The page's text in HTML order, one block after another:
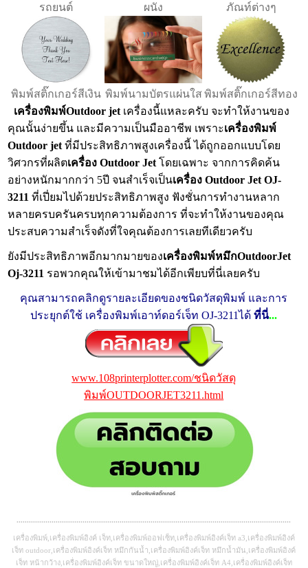
รถยนต์
ผนัง
ภัณท์ต่างๆ
พิมพ์สติ๊กเกอร์สีเงิน พิมพ์นามบัตรแผ่นใส พิมพ์สติ๊กเกอร์สีทอง
เครื่องพิมพ์Outdoor jet เครื่องนี้แหละครับ จะทำให้งานของ
คุณนั้นง่ายขึ้น และมีความเป็นมืออาชีพ เพราะเครื่องพิมพ์
Outdoor jetที่มีประสิทธิภาพสูงเครื่องนี้ ได้ถูกออกแบบโดย
วิศวกรที่ผลิตเครื่อง Outdoor Jetโดยเฉพาะ จากการคิดค้น
อย่างหนักมากกว่า 5ปี จนสำเร็จเป็นเครื่อง Outdoor Jet OJ-
3211ที่เปี่ยมไปด้วยประสิทธิภาพสูง ฟังชั่นการทำงานหลาก
หลายครบครันครบทุกความต้องการ ที่จะทำให้งานของคุณ
ประสบความสำเร็จดังที่ใจคุณต้องการเลยทีเดียวครับ
ยังมีประสิทธิภาพอีกมากมายของเครื่องพิมพ์หมึกOutdoorJet
Oj-3211 รอพวกคุณให้เข้ามาชมได้อีกเพียบที่นี่เลยครับ
คุณสามารถคลิกดูรายละเอียดของชนิดวัสดุพิมพ์ และการ
ประยุกต์ใช้ เครื่องพิมพ์เอาท์ดอร์เจ็ท OJ-3211ได้ที่นี่...
www.108printerplotter.com/ชนิดวัสดุ
พิมพ์OUTDOORJET3211.html
.....................................................................................................................................
เครื่องพิมพ์,เครื่องพิมพ์อิงค์ เจ็ท,เครื่องพิมพ์ออฟเซ็ท,เครื่องพิมพ์อิงค์เจ็ท a3,เครื่องพิมพ์อิงค์
เจ็ท outdoor,เครื่องพิมพ์อิงค์เจ็ท หมึกกันน้ำ,เครื่องพิมพ์อิงค์เจ็ท หมึกน้ำมัน,เครื่องพิมพ์อิงค์
เจ็ท หน้ากว้าง,เครื่องพิมพ์อิงค์เจ็ท ขนาดใหญ่,เครื่องพิมพ์อิงค์เจ็ท A4,เครื่องพิมพ์อิงค์เจ็ท